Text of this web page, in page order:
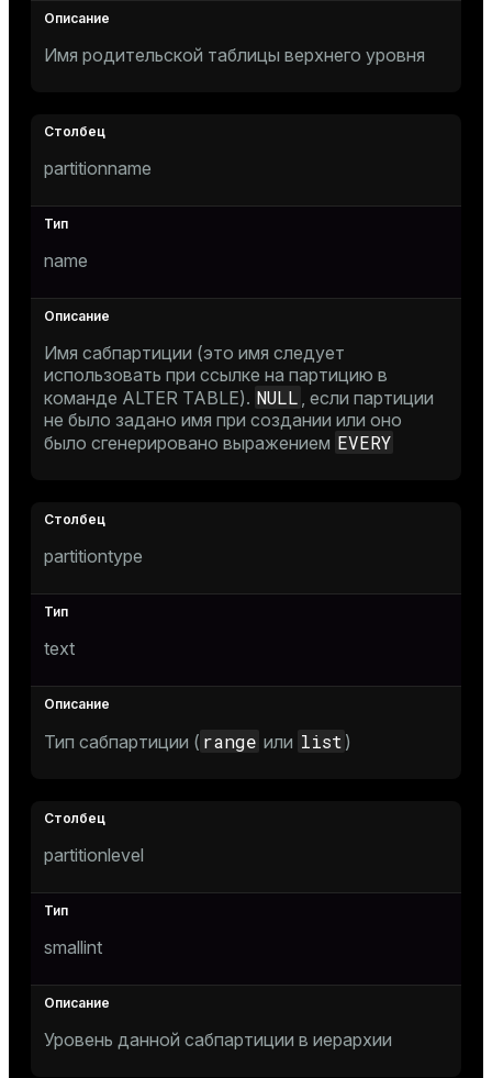
Имя родительской таблицы верхнего уровня
partitionname
name
Имя сабпартиции (это имя следует
использовать при ссылке на партицию в
команде ALTER TABLE). NULL , если партиции
не было задано имя при создании или оно
было сгенерировано выражением EVERY
partitiontype
text
Тип сабпартиции ( range или list )
partitionlevel
smallint
Уровень данной сабпартиции в иерархии